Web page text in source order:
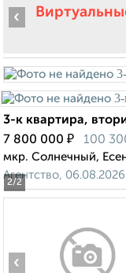
2/2
‹
3-к квартира,
7 800 000 ₽ 100
мкр. Солнечный,
Агентство, 06.08.2026
‹